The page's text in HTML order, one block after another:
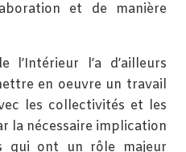
et de manière
l’a d’ailleurs
en oeuvre un travail
les collectivités et les
la nécessaire implication
qui ont un rôle majeur